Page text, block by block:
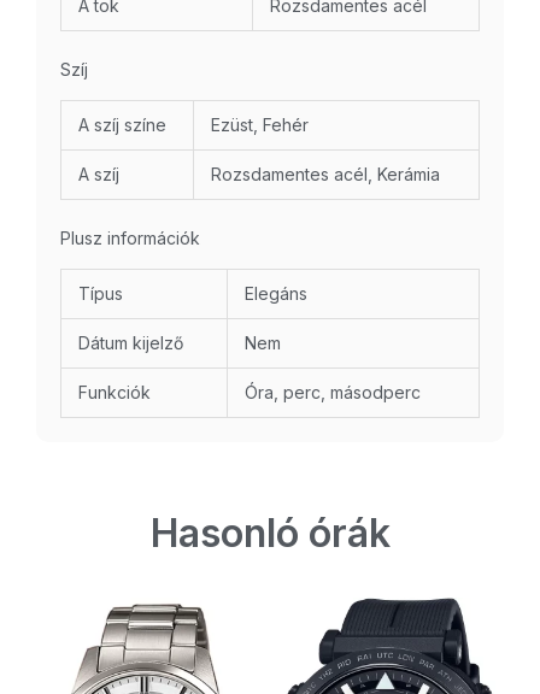
A tok Rozsdamentes acél
Szíj
A szíj színe Ezüst, Fehér
A szíj Rozsdamentes acél, Kerámia
Plusz információk
Típus Elegáns
Dátum kijelző Nem
Funkciók Óra, perc, másodperc
Hasonló órák